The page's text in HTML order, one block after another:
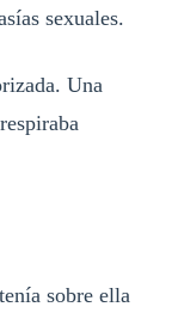
sexuales.
Una
sobre ella